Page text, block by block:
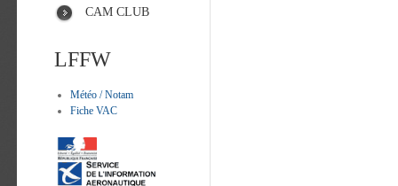
CAM CLUB
LFFW
Météo / Notam
Fiche VAC